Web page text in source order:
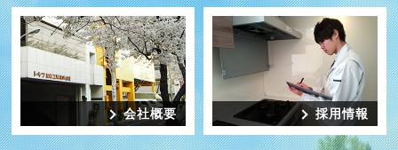
会社概要 採用情報